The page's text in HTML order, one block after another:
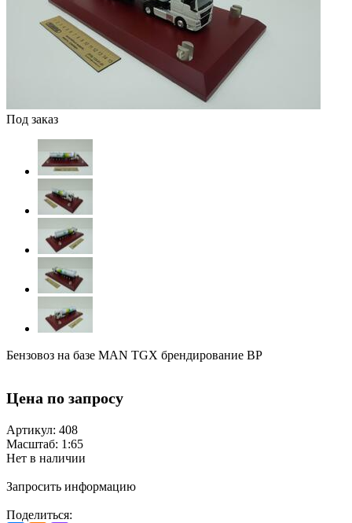
Под заказ
Бензовоз на базе MAN TGX брендирование BP
Цена по запросу
Артикул: 408
Масштаб: 1:65
Нет в наличии
Запросить информацию
Поделиться: